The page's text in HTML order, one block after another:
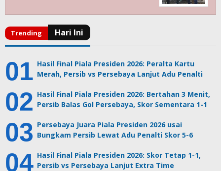
Hasil Final Piala Presiden 2026: Peralta Kartu
Merah, Persib vs Persebaya Lanjut Adu Penalti
Hasil Final Piala Presiden 2026: Bertahan 3 Menit,
Persib Balas Gol Persebaya, Skor Sementara 1-1
Persebaya Juara Piala Presiden 2026 usai
Bungkam Persib Lewat Adu Penalti Skor 5-6
Hasil Final Piala Presiden 2026: Skor Tetap 1-1,
Persib vs Persebaya Lanjut Extra Time